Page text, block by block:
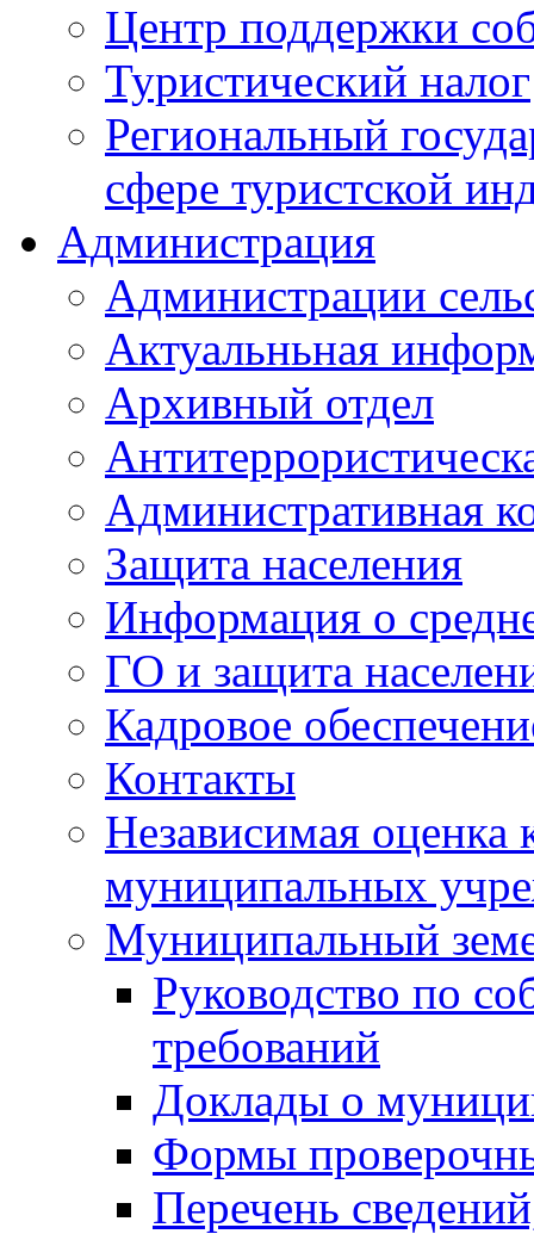
Центр поддержки
Туристический налог
Региональный
сфере туристской
Администрация
Администрации
Актуальньная
Архивный отдел
Административная
Защита населения
Информация о
ГО и защита
Кадровое
Контакты
Независимая оценка
муниципальных
Муниципальный
Руководство по
требований
Доклады о
Формы
Перечень